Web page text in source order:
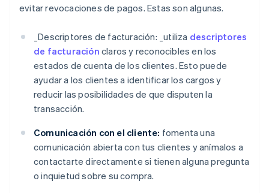
evitar revocaciones de pagos. Estas son algunas.
_Descriptores de facturación: _utiliza descriptores
de facturación claros y reconocibles en los
estados de cuenta de los clientes. Esto puede
ayudar a los clientes a identificar los cargos y
reducir las posibilidades de que disputen la
transacción.
Comunicación con el cliente: fomenta una
comunicación abierta con tus clientes y anímalos a
contactarte directamente si tienen alguna pregunta
o inquietud sobre su compra.